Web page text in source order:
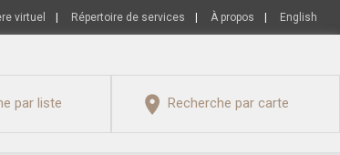
virtuel Répertoire de services À propos English
par liste Recherche par carte